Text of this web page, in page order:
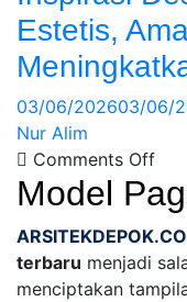
Estetis,
03/06/202603/06/
Nur Alim
Comments Off
Model
terbaru menjadi
menciptakan